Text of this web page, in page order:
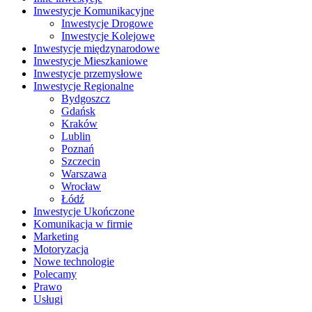
Inwestycje Komunikacyjne
Inwestycje Drogowe
Inwestycje Kolejowe
Inwestycje międzynarodowe
Inwestycje Mieszkaniowe
Inwestycje przemysłowe
Inwestycje Regionalne
Bydgoszcz
Gdańsk
Kraków
Lublin
Poznań
Szczecin
Warszawa
Wrocław
Łódź
Inwestycje Ukończone
Komunikacja w firmie
Marketing
Motoryzacja
Nowe technologie
Polecamy
Prawo
Usługi